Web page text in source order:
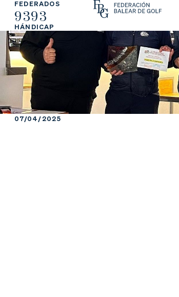
FEDERADOS
9393
HÁNDICAP
La
Fe
de
ra
ci
Fe
de
ra
e
Ju
ga
r
07/04/2025